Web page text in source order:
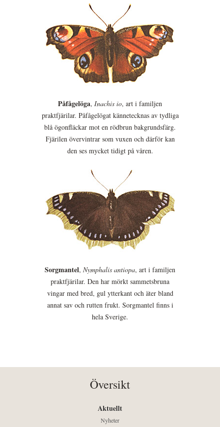
Påfågelöga, Inachis io, art i familjen
praktfjärilar. Påfågelögat kännetecknas av tydliga
blå ögonfläckar mot en rödbrun bakgrundsfärg.
Fjärilen övervintrar som vuxen och därför kan
den ses mycket tidigt på våren.
Sorgmantel, Nymphalis antiopa, art i familjen
praktfjärilar. Den har mörkt sammetsbruna
vingar med bred, gul ytterkant och äter bland
annat sav och rutten frukt. Sorgmantel finns i
hela Sverige.
Översikt
Aktuellt
Nyheter